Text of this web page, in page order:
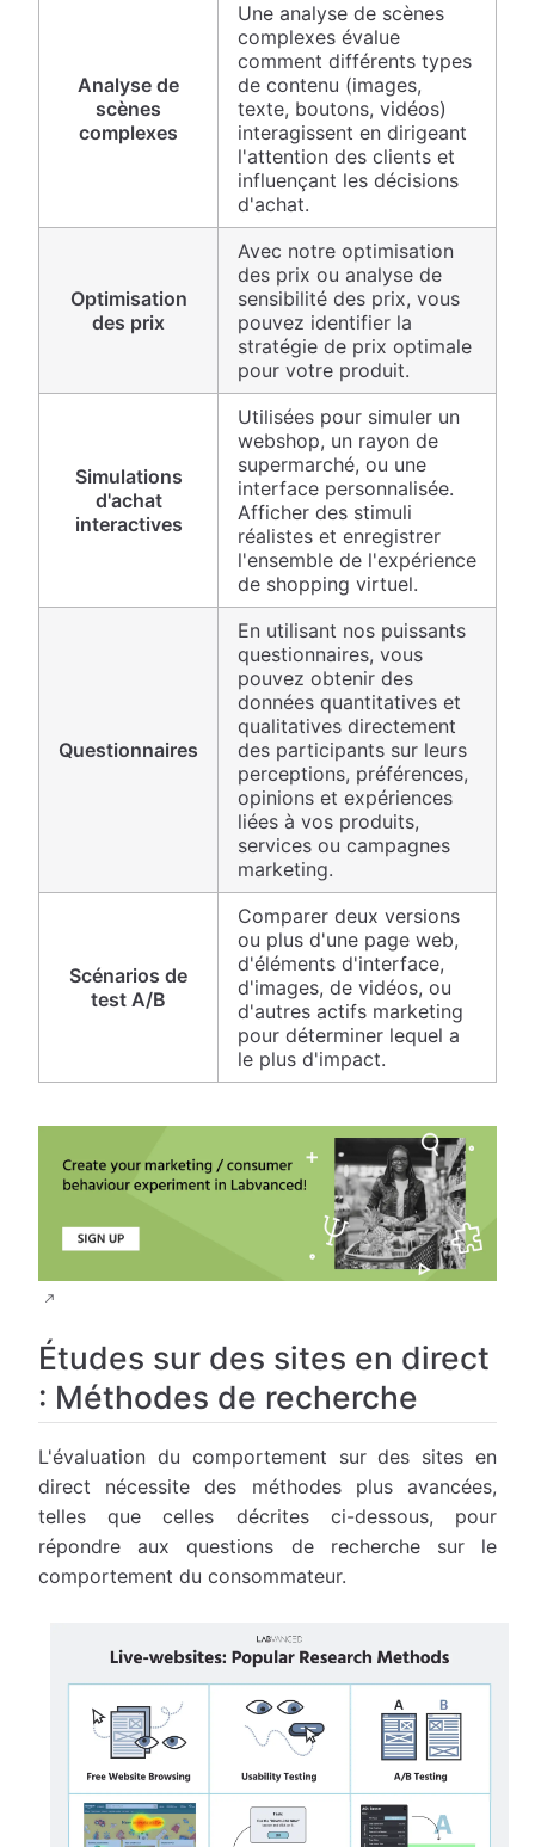
Analyse de
scènes
complexes
Une analyse de scènes
complexes évalue
comment différents types
de contenu (images,
texte, boutons, vidéos)
interagissent en dirigeant
l'attention des clients et
influençant les décisions
d'achat.
Optimisation
des prix
Avec notre optimisation
des prix ou analyse de
sensibilité des prix, vous
pouvez identifier la
stratégie de prix optimale
pour votre produit.
Simulations
d'achat
interactives
Utilisées pour simuler un
webshop, un rayon de
supermarché, ou une
interface personnalisée.
Afficher des stimuli
réalistes et enregistrer
l'ensemble de l'expérience
de shopping virtuel.
Questionnaires
En utilisant nos puissants
questionnaires, vous
pouvez obtenir des
données quantitatives et
qualitatives directement
des participants sur leurs
perceptions, préférences,
opinions et expériences
liées à vos produits,
services ou campagnes
marketing.
Scénarios de
test A/B
Comparer deux versions
ou plus d'une page web,
d'éléments d'interface,
d'images, de vidéos, ou
d'autres actifs marketing
pour déterminer lequel a
le plus d'impact.
Études sur des sites en direct
: Méthodes de recherche
L'évaluation du comportement sur des sites en
direct nécessite des méthodes plus avancées,
telles que celles décrites ci-dessous, pour
répondre aux questions de recherche sur le
comportement du consommateur.